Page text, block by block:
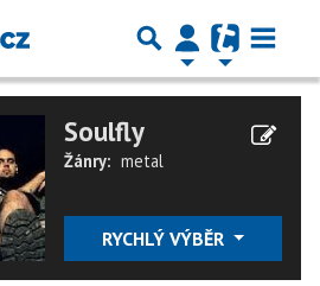
Soulfly
Žánry: metal
RYCHLÝ VÝBĚR